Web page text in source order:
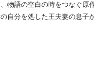
物語の空白の時をつなぐ原
分を処した王夫妻の息子